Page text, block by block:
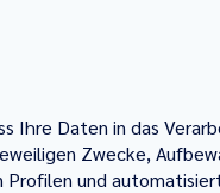
Ihre Daten in das
Zwecke,
und